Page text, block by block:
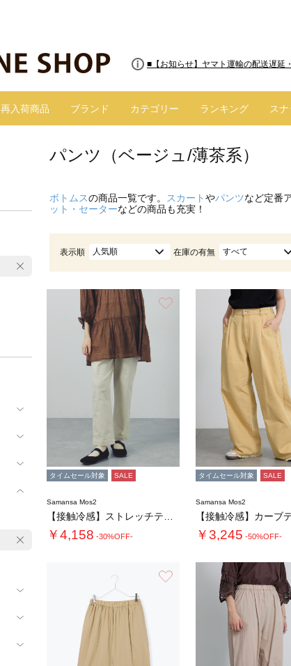
■8/13(木)AM2:00～サイトメンテナン
再入荷商品 ブランド カテゴリー ランキング ス
パンツ（ベージュ/薄茶系）
ボトムスの商品一覧です。 スカートやパンツなど定番
ット・セーターなどの商品も充実！
表示順 人気順 在庫の有無 すべて
タイムセール対象 SALE
Samansa Mos2
￥4,158 -30%OFF-
タイムセール対象 SALE
Samansa Mos2
￥3,245 -50%OFF-